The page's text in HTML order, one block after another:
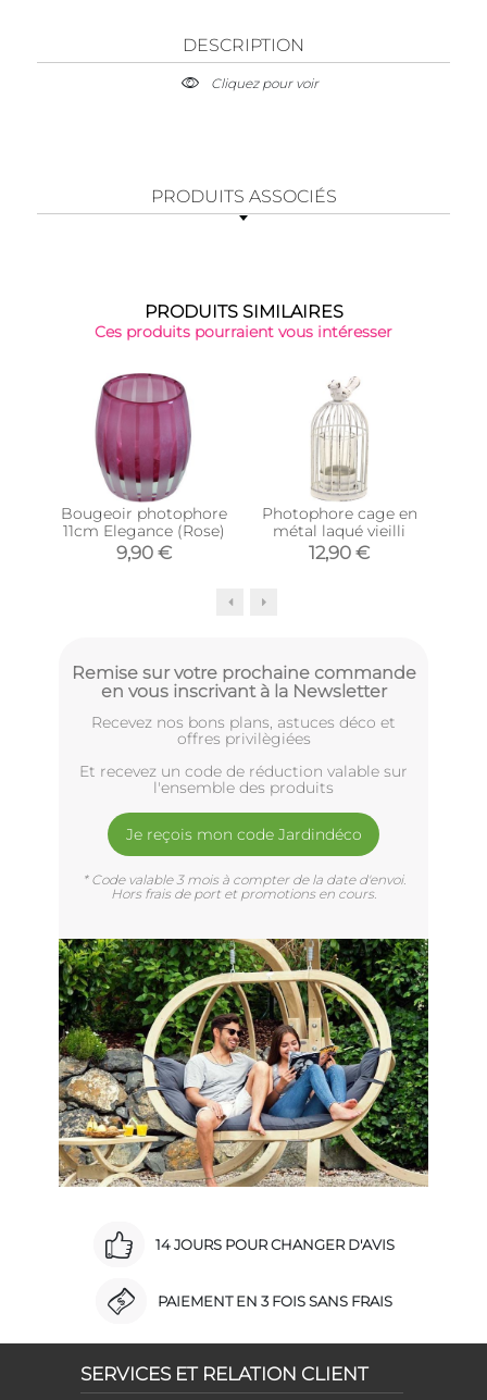
DESCRIPTION
Cliquez pour voir
PRODUITS ASSOCIÉS
PRODUITS SIMILAIRES
Ces produits pourraient vous intéresser
Bougeoir photophore
11cm Elegance (Rose)
9,90 €
Photophore cage en
métal laqué vieilli
12,90 €
Remise sur votre prochaine commande
en vous inscrivant à la Newsletter
Recevez nos bons plans, astuces déco et
offres privilègiées
Et recevez un code de réduction valable sur
l'ensemble des produits
Je reçois mon code Jardindéco
* Code valable 3 mois à compter de la date d'envoi.
Hors frais de port et promotions en cours.
14 JOURS POUR CHANGER D'AVIS
PAIEMENT EN 3 FOIS SANS FRAIS
SERVICES ET RELATION CLIENT